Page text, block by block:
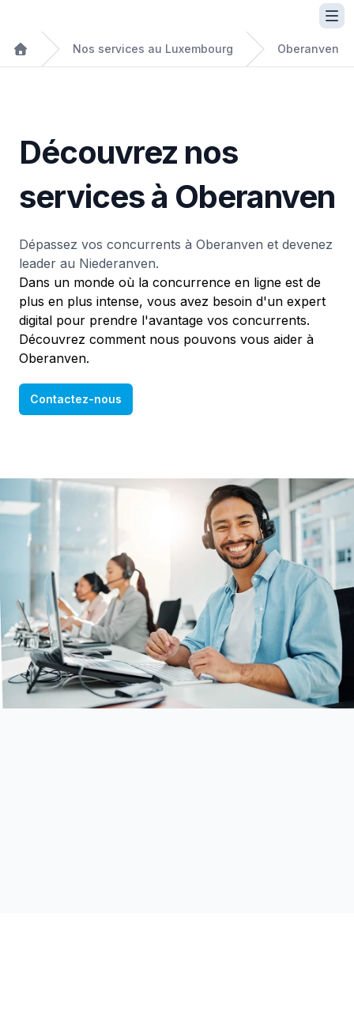
Nos services au Luxembourg Oberanven
Découvrez nos
services à Oberanven
Dépassez vos concurrents à Oberanven et devenez
leader au Niederanven.
Dans un monde où la concurrence en ligne est de
plus en plus intense, vous avez besoin d'un expert
digital pour prendre l'avantage vos concurrents.
Découvrez comment nous pouvons vous aider à
Oberanven.
Contactez-nous